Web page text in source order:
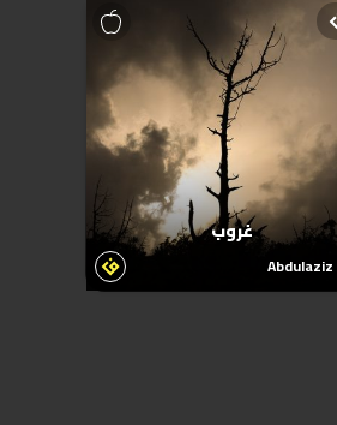
غروب
Abdulaziz